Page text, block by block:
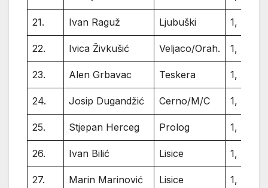
21. Ivan Raguž Ljubuški 1,
22. Ivica Živkušić Veljaco/Orah. 1,
23. Alen Grbavac Teskera 1,
24. Josip Dugandžić Cerno/M/C 1,
25. Stjepan Herceg Prolog 1,
26. Ivan Bilić Lisice 1,
27. Marin Marinović Lisice 1,